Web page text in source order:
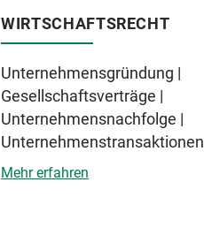
WIRTSCHAFTSRECHT
Unternehmensgründung |
Gesellschaftsverträge |
Unternehmensnachfolge |
Unternehmenstransaktionen
Mehr erfahren